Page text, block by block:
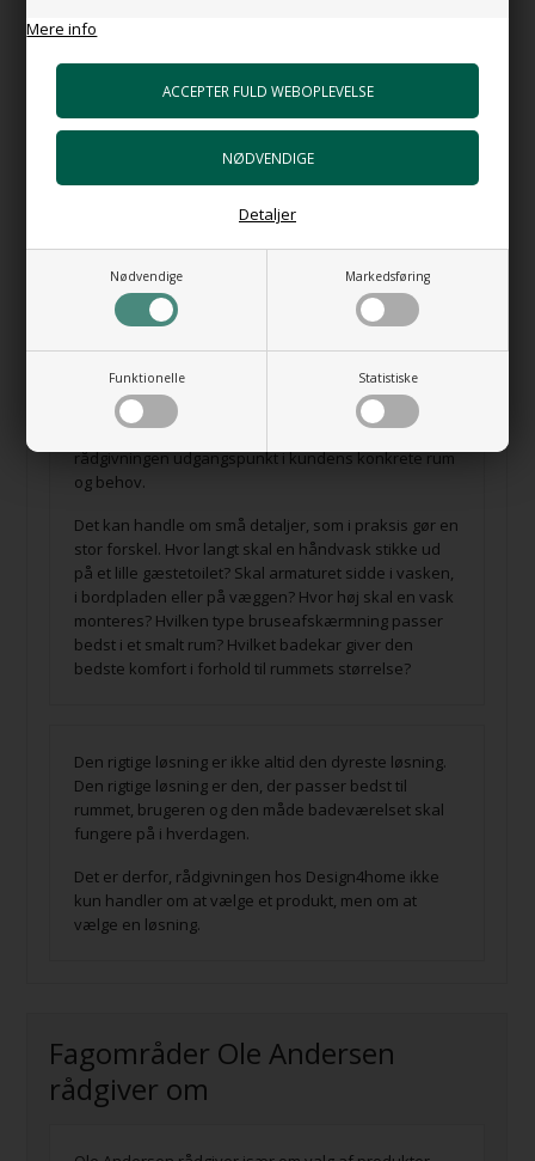
Mere info
Nødvendige Markedsføring
Funktionelle Statistiske
Detaljer
om producenten kan levere stabil kvalitet,
Det er ikke nok, at et produkt ser eksklusivt ud. Det skal
også fungere, holde og give mening i det rum, det skal
Rådgivning baseret på erfaring
Når Ole Andersen rådgiver om valg af håndvask,
armatur, toilet, bruseniche eller badekar, tager
rådgivningen udgangspunkt i kundens konkrete rum
og behov.
Det kan handle om små detaljer, som i praksis gør en
stor forskel. Hvor langt skal en håndvask stikke ud
på et lille gæstetoilet? Skal armaturet sidde i vasken,
i bordpladen eller på væggen? Hvor høj skal en vask
monteres? Hvilken type bruseafskærmning passer
bedst i et smalt rum? Hvilket badekar giver den
bedste komfort i forhold til rummets størrelse?
Den rigtige løsning er ikke altid den dyreste løsning.
Den rigtige løsning er den, der passer bedst til
rummet, brugeren og den måde badeværelset skal
fungere på i hverdagen.
Det er derfor, rådgivningen hos Design4home ikke
kun handler om at vælge et produkt, men om at
vælge en løsning.
Fagområder Ole Andersen
rådgiver om